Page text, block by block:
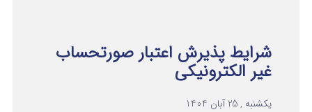
شرایط پذیرش اعتبار صورتحساب
غیر الکترونیکی
یکشنبه , 25 آبان 1404